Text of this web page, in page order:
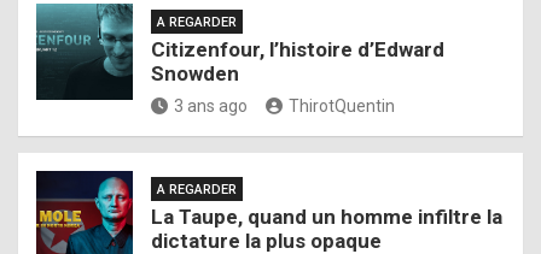
A REGARDER
Citizenfour, l’histoire d’Edward
Snowden
3 ans ago ThirotQuentin
A REGARDER
La Taupe, quand un homme infiltre la
dictature la plus opaque